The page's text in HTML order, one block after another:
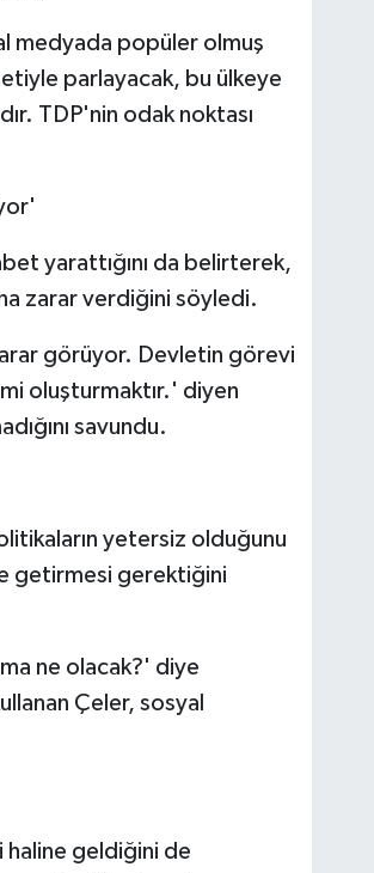
medyada popüler olmuş
parlayacak, bu ülkeye
TDP'nin odak noktası
yarattığını da belirterek,
zarar verdiğini söyledi.
görüyor. Devletin görevi
oluşturmaktır.' diyen
savundu.
yetersiz olduğunu
getirmesi gerektiğini
ne olacak?' diye
Çeler, sosyal
haline geldiğini de